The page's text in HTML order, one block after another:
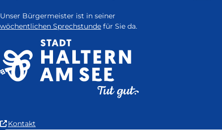
Unser Bürgermeister ist in seiner
wöchentlichen Sprechstunde für Sie da.
Kontakt